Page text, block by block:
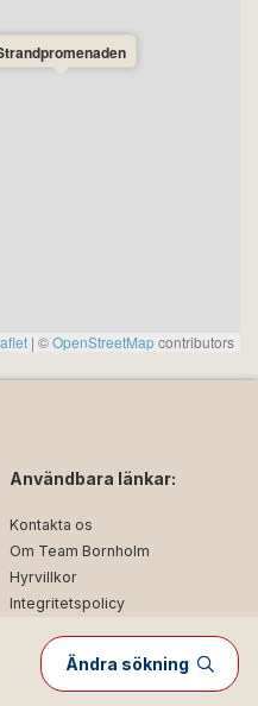
Ändra sökning
| ©OpenStreetMapcontributors
Användbara länkar:
Kontakta os
Om Team Bornholm
Hyrvillkor
Integritetspolicy